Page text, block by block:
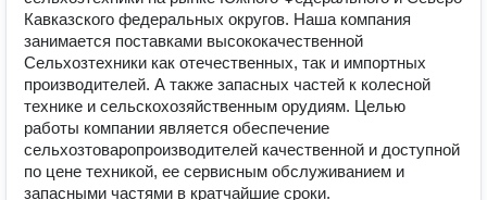
Кавказского федеральных округов. Наша компания
занимается поставками высококачественной
Сельхозтехники как отечественных, так и импортных
производителей. А также запасных частей к колесной
технике и сельскохозяйственным орудиям. Целью
работы компании является обеспечение
сельхозтоваропроизводителей качественной и доступной
по цене техникой, ее сервисным обслуживанием и
запасными частями в кратчайшие сроки.